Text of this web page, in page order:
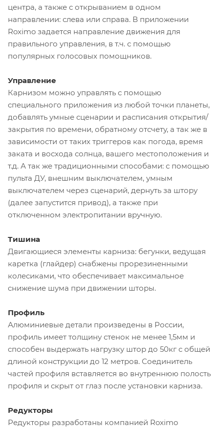
центра, а также с открыванием в одном
направлении: слева или справа. В приложении
Roximo задается направление движения для
правильного управления, в т.ч. с помощью
популярных голосовых помощников.
Управление
Карнизом можно управлять с помощью
специального приложения из любой точки планеты,
добавлять умные сценарии и расписания открытия/
закрытия по времени, обратному отсчету, а так же в
зависимости от таких триггеров как погода, время
заката и восхода солнца, вашего местоположения и
т.д. А так же традиционными способами: с помощью
пульта ДУ, внешним выключателем, умным
выключателем через сценарий, дернуть за штору
(далее запустится привод), а также при
отключенном электропитании вручную.
Тишина
Двигающиеся элементы карниза: бегунки, ведущая
каретка (глайдер) снабжены прорезиненными
колесиками, что обеспечивает максимальное
снижение шума при движении шторы.
Профиль
Алюминиевые детали произведены в России,
профиль имеет толщину стенок не менее 1,5мм и
способен выдержать нагрузку штор до 50кг с общей
длиной конструкции до 12 метров. Соединитель
частей профиля вставляется во внутреннюю полость
профиля и скрыт от глаз после установки карниза.
Редукторы
Редукторы разработаны компанией Roximo